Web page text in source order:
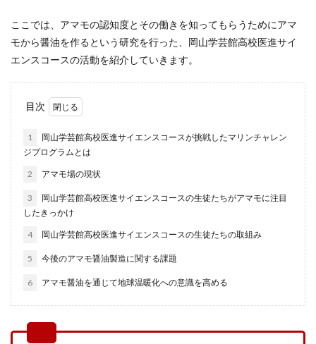
ここでは、アマモの認知度とその働きを知ってもらうためにアマ
モから醤油を作るという研究を行った、岡山学芸館高校医進サイ
エンスコースの活動を紹介していきます。
目次
1
岡山学芸館高校医進サイエンスコースが挑戦したマリンチャレン
ジプログラムとは
2 アマモ場の現状
3
岡山学芸館高校医進サイエンスコースの生徒たちがアマモに注目
したきっかけ
4 岡山学芸館高校医進サイエンスコースの生徒たちの取組み
5 今後のアマモ醤油製造に関する課題
6 アマモ醤油を通じて地球温暖化への意識を高める